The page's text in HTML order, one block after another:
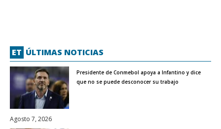
ET ÚLTIMAS NOTICIAS
Presidente de Conmebol apoya a Infantino y dice
que no se puede desconocer su trabajo
Agosto 7, 2026